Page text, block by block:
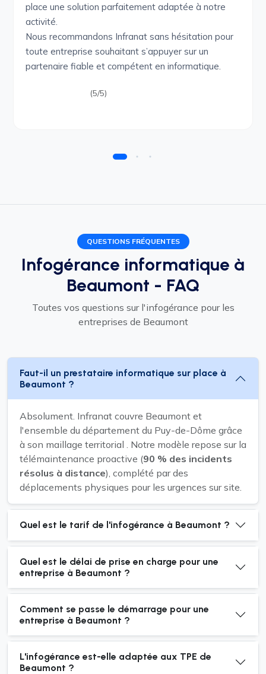
place une solution parfaitement adaptée à notre
activité.
Nous recommandons Infranat sans hésitation pour
toute entreprise souhaitant s’appuyer sur un
partenaire fiable et compétent en informatique.
(5/5)
QUESTIONS FRÉQUENTES
Infogérance informatique à
Beaumont - FAQ
Toutes vos questions sur l'infogérance pour les
entreprises de Beaumont
Faut-il un prestataire informatique sur place à
Beaumont ?
Absolument. Infranat couvre Beaumont et
l'ensemble du département du Puy-de-Dôme grâce
à son maillage territorial . Notre modèle repose sur la
télémaintenance proactive (90 % des incidents
résolus à distance), complété par des
déplacements physiques pour les urgences sur site.
Quel est le tarif de l'infogérance à Beaumont ?
Quel est le délai de prise en charge pour une
entreprise à Beaumont ?
Comment se passe le démarrage pour une
entreprise à Beaumont ?
L'infogérance est-elle adaptée aux TPE de
Beaumont ?